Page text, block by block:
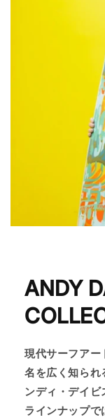
ANDY
現代サーフアー
名を広く知られ
ンディ・デイ
ラインナップで